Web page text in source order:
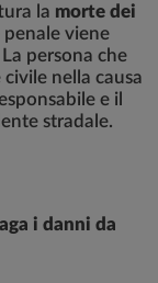
la morte dei
penale viene
persona che
nella causa
e il
stradale.
i danni da